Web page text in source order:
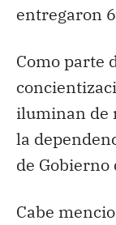
entregaron
Como parte
iluminan de
la
de Gobierno
Cabe